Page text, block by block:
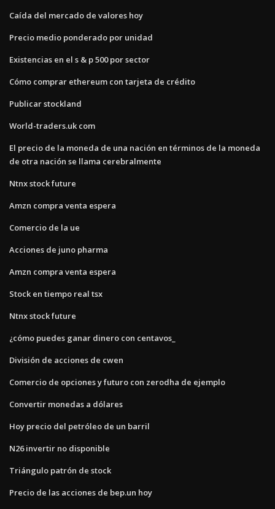
Caída del mercado de valores hoy
Precio medio ponderado por unidad
Existencias en el s & p 500 por sector
Cómo comprar ethereum con tarjeta de crédito
Publicar stockland
World-traders.uk com
El precio de la moneda de una nación en términos de la moneda
de otra nación se llama cerebralmente
Ntnx stock future
Amzn compra venta espera
Comercio de la ue
Acciones de juno pharma
Amzn compra venta espera
Stock en tiempo real tsx
Ntnx stock future
¿cómo puedes ganar dinero con centavos_
División de acciones de cwen
Comercio de opciones y futuro con zerodha de ejemplo
Convertir monedas a dólares
Hoy precio del petróleo de un barril
N26 invertir no disponible
Triángulo patrón de stock
Precio de las acciones de bep.un hoy